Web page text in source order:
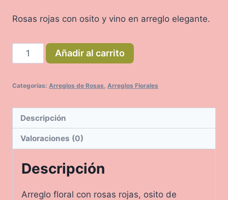
Rosas rojas con osito y vino en arreglo elegante.
Rosalina
cantidad
Añadir al carrito
Categorías: Arreglos de Rosas Arreglos Florales
Descripción
Valoraciones (0)
Descripción
Arreglo floral con rosas rojas, osito de